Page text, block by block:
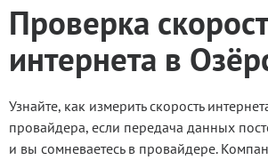
Проверка
интернета в
Узнайте, как измерить скорость
провайдера, если передача данных
и вы сомневаетесь в провайдере.